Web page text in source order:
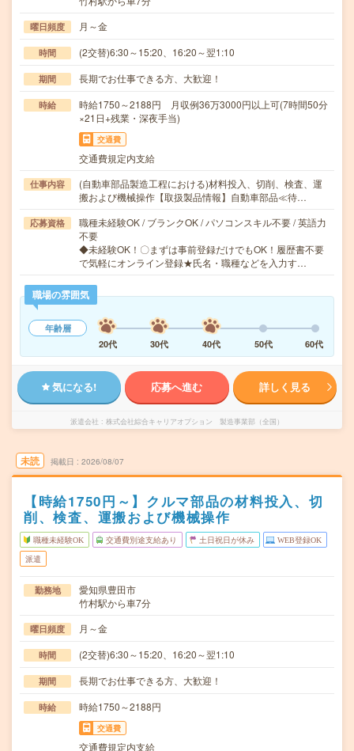
曜日頻度 月～金
時間 (2交替)6:30～15:20、16:20～翌1:10
期間 長期でお仕事できる方、大歓迎！
時給
時給1750～2188円 月収例36万3000円以上可(7時間50分
×21日+残業・深夜手当)
交通費
交通費規定内支給
仕事内容
(自動車部品製造工程における)材料投入、切削、検査、運
搬および機械操作【取扱製品情報】自動車部品≪待…
応募資格
職種未経験OK / ブランクOK / パソコンスキル不要 / 英語力
不要
◆未経験OK！〇まずは事前登録だけでもOK！履歴書不要
で気軽にオンライン登録★氏名・職種などを入力す…
職場の雰囲気
年齢層
20代
30代 40代 50代 60代
気になる! 応募へ進む 詳しく見る
派遣会社 株式会社綜合キャリアオプション 製造事業部（全国）
未読 掲載日 2026/08/07
【時給1750円～】クルマ部品の材料投入、切
削、検査、運搬および機械操作
職種未経験OK 交通費別途支給あり 土日祝日が休み WEB登録OK
派遣
勤務地
愛知県豊田市
竹村駅から車7分
曜日頻度 月～金
時間 (2交替)6:30～15:20、16:20～翌1:10
期間 長期でお仕事できる方、大歓迎！
時給 時給1750～2188円
交通費
交通費規定内支給